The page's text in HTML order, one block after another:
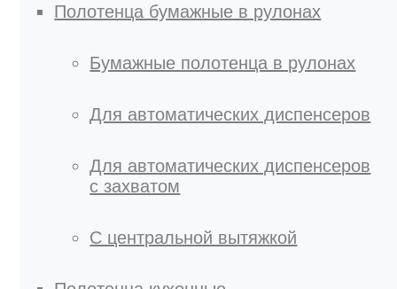
Полотенца бумажные в рулонах
Бумажные полотенца в рулонах
Для автоматических диспенсеров
Для автоматических диспенсеров
с захватом
С центральной вытяжкой